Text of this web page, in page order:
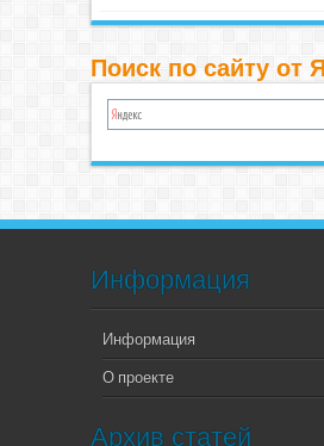
Поиск по сайту от
Информация
Информация
О проекте
Архив статей